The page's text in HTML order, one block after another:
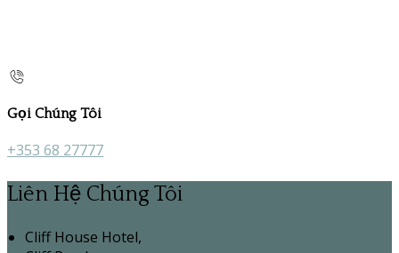
Gọi Chúng Tôi
+353 68 27777
Liên Hệ Chúng Tôi
Cliff House Hotel,